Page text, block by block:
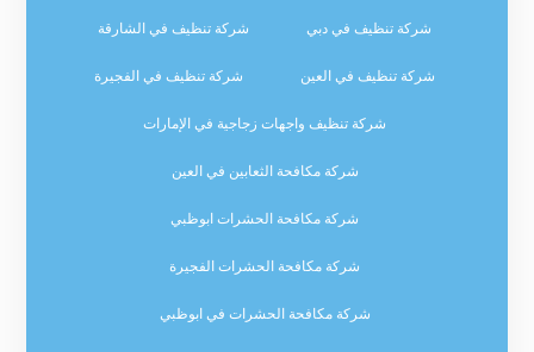
شركة تنظيف في دبي شركة تنظيف في الشارقة
شركة تنظيف في العين شركة تنظيف في الفجيرة
شركة تنظيف واجهات زجاجية في الإمارات
شركة مكافحة الثعابين في العين
شركة مكافحة الحشرات ابوظبي
شركة مكافحة الحشرات الفجيرة
شركة مكافحة الحشرات في ابوظبي